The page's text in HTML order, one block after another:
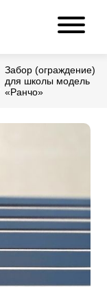
Забор (ограждение)
для школы модель
«Ранчо»